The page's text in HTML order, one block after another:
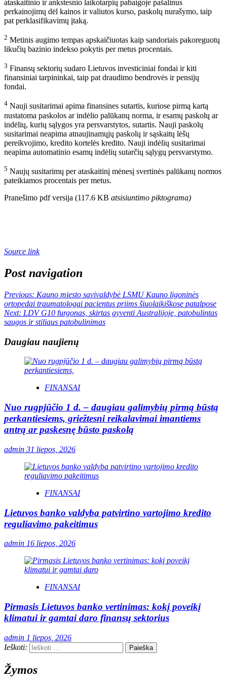
ataskaitinio ir ankstesnio laikotarpių pabaigoje pašalinus
perkainojimų dėl kainos ir valiutos kurso, paskolų nurašymo, taip
pat perklasifikavimų įtaką.
2 Metinis augimo tempas apskaičiuotas kaip sandoriais pakoreguotų
likučių bazinio indekso pokytis per metus procentais.
3 Finansų sektorių sudaro Lietuvos investiciniai fondai ir kiti
finansiniai tarpininkai, taip pat draudimo bendrovės ir pensijų
fondai.
4 Nauji susitarimai apima finansines sutartis, kuriose pirmą kartą
nustatoma paskolos ar indėlio palūkanų norma, ir esamų paskolų ar
indėlių, kurių sąlygos yra persvarstytos, sutartis. Nauji paskolų
susitarimai neapima atnaujinamųjų paskolų ir sąskaitų lėšų
pereikvojimo, kredito kortelės kredito. Nauji indėlių susitarimai
neapima automatinio esamų indėlių sutarčių sąlygų persvarstymo.
5 Naujų susitarimų per ataskaitinį mėnesį svertinės palūkanų normos
pateikiamos procentais per metus.
Pranešimo pdf versija (117.6 KB atsisiuntimo piktograma)
Source link
Post navigation
Previous: Kauno miesto savivaldybė LSMU Kauno ligoninės
ortopedai traumatologai pacientus priims šiuolaikiškose patalpose
Next: LDV G10 furgonas, skirtas gyventi Australijoje, patobulintas
saugos ir stiliaus patobulinimas
Daugiau naujienų
FINANSAI
Nuo rugpjūčio 1 d. – daugiau galimybių pirmą būstą
perkantiesiems, griežtesni reikalavimai imantiems
antrą ar paskesnę būsto paskolą
admin 31 liepos, 2026
FINANSAI
Lietuvos banko valdyba patvirtino vartojimo kredito
reguliavimo pakeitimus
admin 16 liepos, 2026
FINANSAI
Pirmasis Lietuvos banko vertinimas: kokį poveikį
klimatui ir gamtai daro finansų sektorius
admin 1 liepos, 2026
Ieškoti:
Žymos